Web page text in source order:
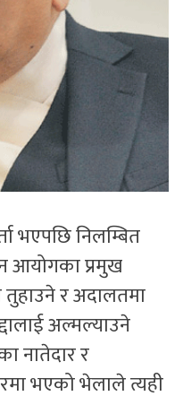
भएपछि निलम्बित
आयोगका प्रमुख
तुहाउने र अदालतमा
अल्मल्याउने
नातेदार र
भएको भेलाले त्यही